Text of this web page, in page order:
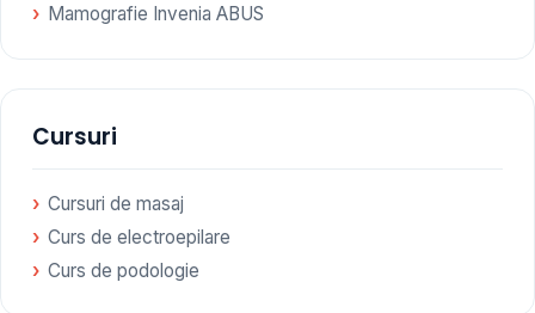
Mamografie Invenia ABUS
Cursuri
Cursuri de masaj
Curs de electroepilare
Curs de podologie